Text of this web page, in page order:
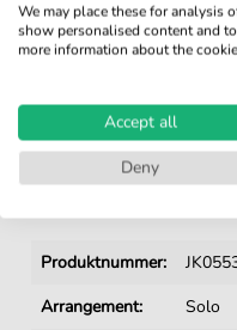
100% Legal &
Von Musikern geprüft
Kein Abo. Fairer
Sofortiger Download
Produktnummer:
Arrangement:
Solo
We may place these for analysis
show personalised content and
more information about the
Accept all
Deny